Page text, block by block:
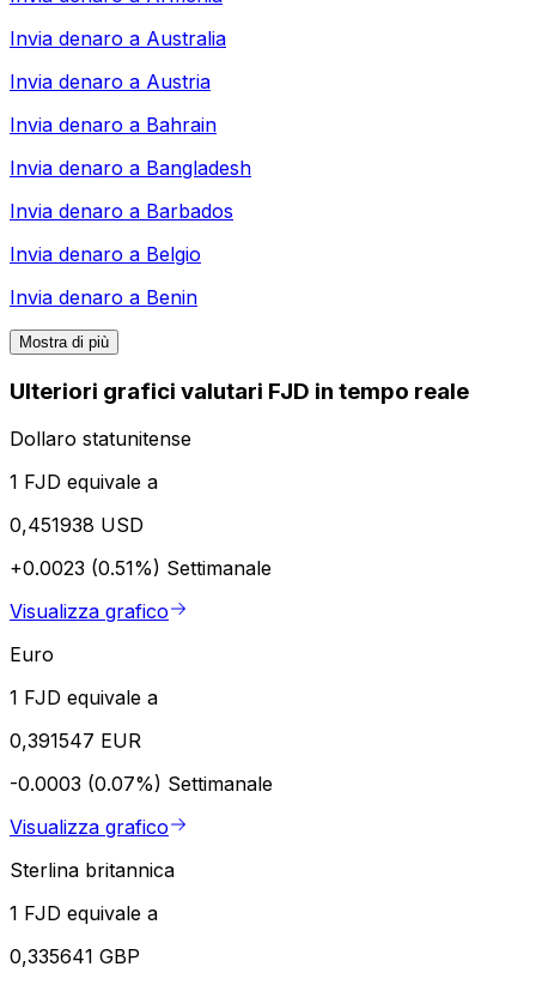
Invia denaro a Australia
Invia denaro a Austria
Invia denaro a Bahrain
Invia denaro a Bangladesh
Invia denaro a Barbados
Invia denaro a Belgio
Invia denaro a Benin
Mostra di più
Ulteriori grafici valutari FJD in tempo reale
Dollaro statunitense
1 FJD equivale a
0,451938 USD
+0.0023 (0.51%) Settimanale
Visualizza grafico
Euro
1 FJD equivale a
0,391547 EUR
-0.0003 (0.07%) Settimanale
Visualizza grafico
Sterlina britannica
1 FJD equivale a
0,335641 GBP